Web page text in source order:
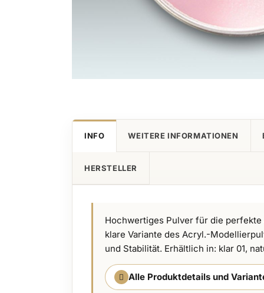
der
Bildgalerie
INFO
Hochwertiges Pulver für die
klare Variante des Acryl.-
und Stabilität. Erhältlich in: klar 01,
Alle Produktdetails und
WEITERE INFORMATIONEN
HERSTELLER